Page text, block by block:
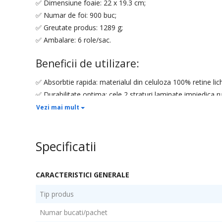
✅ Dimensiune foaie: 22 x 19.3 cm;
✅ Numar de foi: 900 buc;
✅ Greutate produs: 1289 g;
✅ Ambalare: 6 role/sac.
Beneficii de utilizare:
✅ Absorbtie rapida: materialul din celuloza 100% retine
✅ Durabilitate optima: cele 2 straturi laminate impiedica
✅ Utilizare economica: lungimea mare a rolei asigura un
De ce sa alegi Rola prosop hartie 2
Produsul este realizat din celuloza pura, oferind o
pentru multiple domenii de activitate, de la horeca la
lung il face o alegere economica.
Vezi mai mult
Specificatii
CARACTERISTICI GENERALE
Tip produs
Numar bucati/pachet